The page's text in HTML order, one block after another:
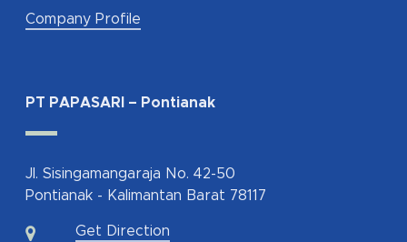
Company Profile
PT PAPASARI – Pontianak
Jl. Sisingamangaraja No. 42-50
Pontianak - Kalimantan Barat 78117
Get Direction